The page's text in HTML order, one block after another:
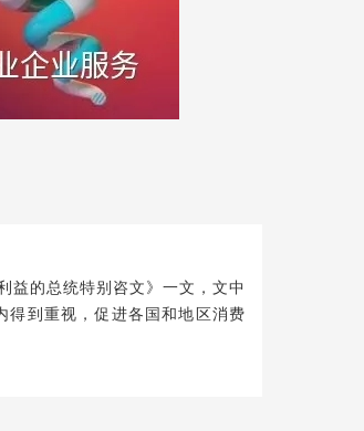
益的总统特别咨文》一文，文中
得到重视，促进各国和地区消费